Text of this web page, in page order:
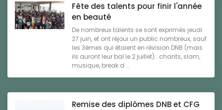
Fête des talents pour finir l'année
en beauté
De nombreux talents se sont exprimés jeudi
27 juin, et ont réjoui un public nombreux, sauf
les 3èmes qui étaient en révision DNB (mais
ils auront leur bal le 2 juillet) : chants, slam,
musique, break d ...
Remise des diplômes DNB et CFG